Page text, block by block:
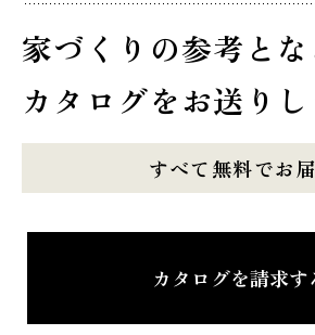
家づくりの参考とな
カタログをお送り
すべて無料でお
カタログを請求す